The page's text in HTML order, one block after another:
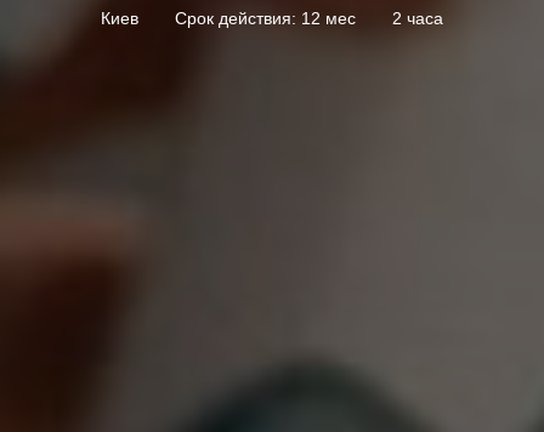
Киев Срок действия: 12 мес 2 часа